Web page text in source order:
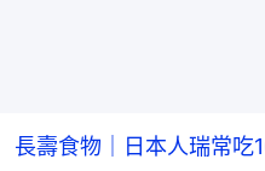
長壽食物｜日本人瑞常